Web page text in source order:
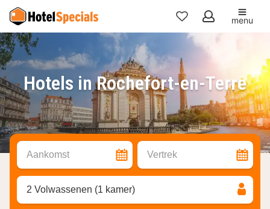
Mijn
favorieten
menu
Hotels in Rochefort-en-Terre
Aankomst Vertrek
2 Volwassenen (1 kamer)